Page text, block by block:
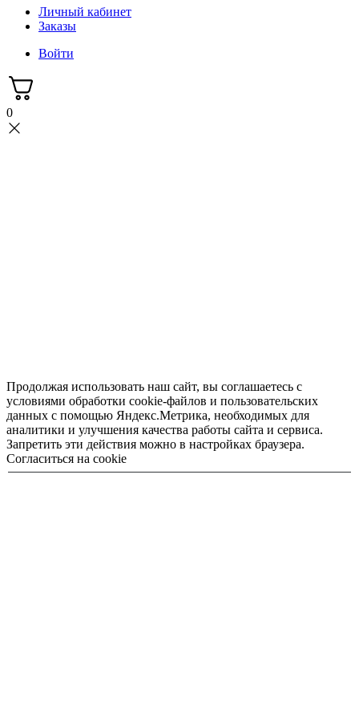
Личный кабинет
Заказы
Войти
0
Продолжая использовать наш сайт, вы соглашаетесь с
условиями обработки cookie-файлов и пользовательских
данных с помощью Яндекс.Метрика, необходимых для
аналитики и улучшения качества работы сайта и сервиса.
Запретить эти действия можно в настройках браузера.
Согласиться на cookie